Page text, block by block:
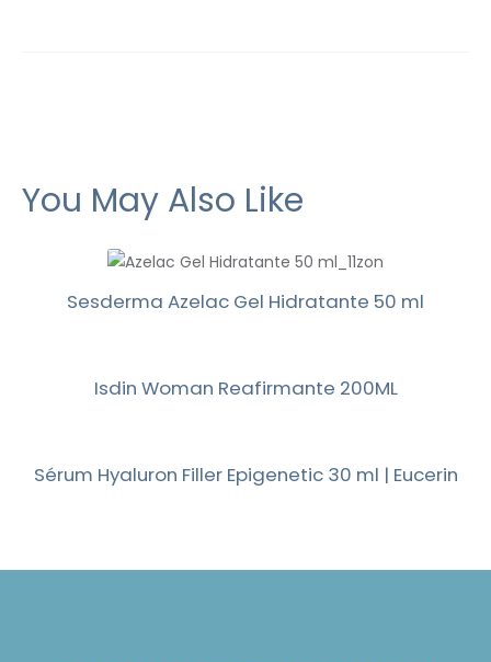
You May Also Like
Sesderma Azelac Gel Hidratante 50 ml
Isdin Woman Reafirmante 200ML
Sérum Hyaluron Filler Epigenetic 30 ml | Eucerin